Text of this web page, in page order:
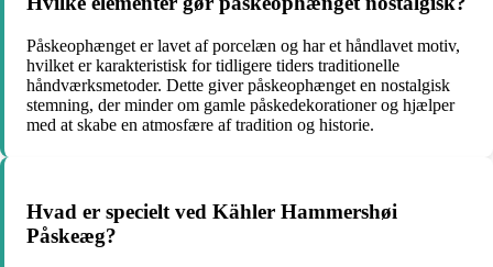
Påskeophænget er lavet af porcelæn og har et håndlavet motiv,
hvilket er karakteristisk for tidligere tiders traditionelle
håndværksmetoder. Dette giver påskeophænget en nostalgisk
stemning, der minder om gamle påskedekorationer og hjælper
med at skabe en atmosfære af tradition og historie.
Hvad er specielt ved Kähler Hammershøi
Påskeæg?